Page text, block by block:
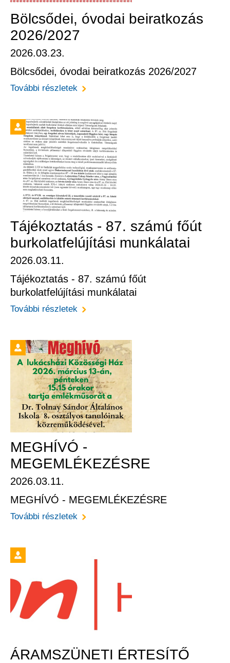
Bölcsődei, óvodai beiratkozás
2026/2027
2026.03.23.
Bölcsődei, óvodai beiratkozás 2026/2027
További részletek
Tájékoztatás - 87. számú főút
burkolatfelújítási munkálatai
2026.03.11.
Tájékoztatás - 87. számú főút
burkolatfelújítási munkálatai
További részletek
MEGHÍVÓ -
MEGEMLÉKEZÉSRE
2026.03.11.
MEGHÍVÓ - MEGEMLÉKEZÉSRE
További részletek
ÁRAMSZÜNETI ÉRTESÍTŐ